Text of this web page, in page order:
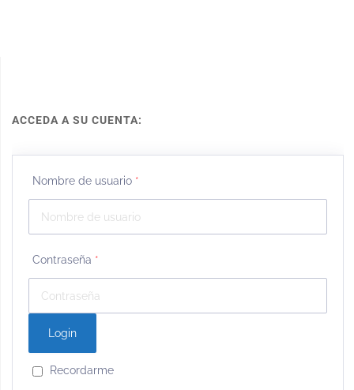
ACCEDA A SU CUENTA:
Nombre de usuario *
Contraseña *
Recordarme